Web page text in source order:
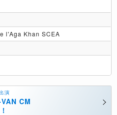
l'Aga Khan SCEA
演
CM